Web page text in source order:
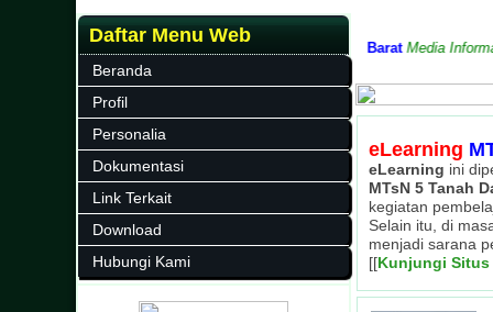
Daftar Menu Web
Beranda
Profil
Personalia
Dokumentasi
Link Terkait
Download
Hubungi Kami
Kabupaten Tanah Datar, Provinsi Sumatera Barat Media Informasi
eLearning
eLearning ini
MTsN 5 Tanah
kegiatan
Selain itu, di
menjadi sarana
[[Kunjungi Situs